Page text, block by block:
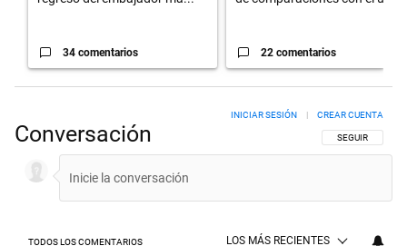
34 comentarios 22 comentarios
Conversación SIGA ESTA
SEGUIR
INICIAR SESIÓN | CREAR CUENTA
TODOS LOS COMENTARIOS LOS MÁS RECIENTES